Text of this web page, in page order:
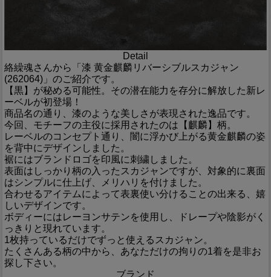
Detail
絡繰魂さんから「漆 黄金麒麟リバーシブルスカジャン
(262064)」のご紹介です。
【黒】が秘める可能性。その潜在能力を存分に解放した新レ
ーベルが初登場！
商品名の通り、漆のような美しさが表現された逸品です。
今回、モチーフの主役に採用されたのは【麒麟】柄。
レーベルのコンセプト通り、闇に浮かび上がる黄金麒麟の姿
を背中にデザインしました。
裾にはブランドロゴを印風に刺繍しました。
表面はしっかり柄の入ったスカジャンですが、対象的に裏面
はシンプルに仕上げ、メリハリを付けました。
合わせるアイテムによって表裏使い分けることの出来る、嬉
しいデザインです。
ボディーにはレーヨンサテンを使用し、ドレープや陰影がく
っきりと現れています。
1枚持っているだけでずっと使えるスカジャン。
たくさんある柄の中から、あなただけの拘りの1着を是非お
探し下さい。
ブランド